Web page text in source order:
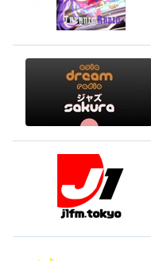
Descriptions
descriptions
off,
selected
subtitles
settings,
subtitles
settings